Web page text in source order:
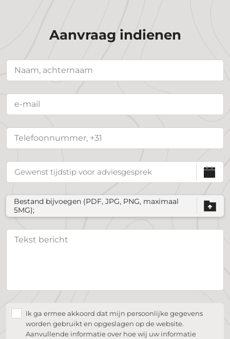
Aanvraag indienen
Bestand bijvoegen (PDF, JPG, PNG, maximaal
5MG);
Ik ga ermee akkoord dat mijn persoonlijke gegevens
worden gebruikt en opgeslagen op de website.
Aanvullende informatie over hoe wij uw informatie